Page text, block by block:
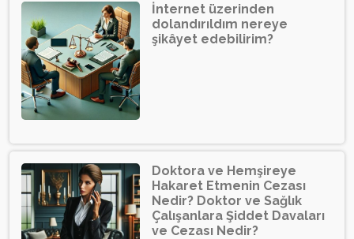
İnternet üzerinden
dolandırıldım nereye
şikâyet edebilirim?
Doktora ve Hemşireye
Hakaret Etmenin Cezası
Nedir? Doktor ve Sağlık
Çalışanlara Şiddet Davaları
ve Cezası Nedir?